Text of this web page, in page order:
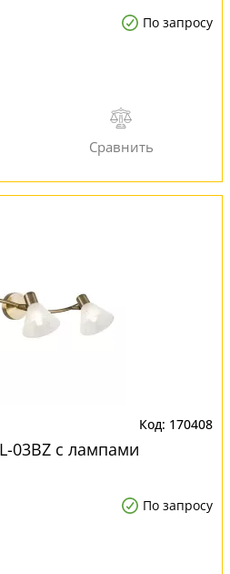
По запросу
170408
03BZ с лампами
По запросу